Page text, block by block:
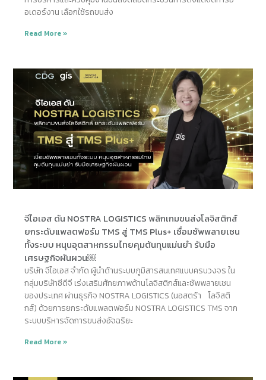
อเดอร์งาน เลือกใช้รถขนส่ง
Read More »
จีไอเอส ดัน NOSTRA LOGISTICS พลิกเกมขนส่งโลจิสติกส์
ยกระดับแพลตฟอร์ม TMS สู่ TMS Plus+ เชื่อมซัพพลายเชน
ทั้งระบบ หนุนอุตสาหกรรมไทยคุมต้นทุนแม่นยำ รับมือ
เศรษฐกิจผันผวน￼
บริษัท จีไอเอส จำกัด ผู้นำด้านระบบภูมิสารสนเทศแบบครบวงจร ใน
กลุ่มบริษัทซีดีจี เร่งเสริมศักยภาพด้านโลจิสติกส์และซัพพลายเชน
ของประเทศ ผ่านธุรกิจ NOSTRA LOGISTICS (นอสตร้า โลจิสติ
กส์) ด้วยการยกระดับแพลตฟอร์ม NOSTRA LOGISTICS TMS จาก
ระบบบริหารจัดการขนส่งอัจฉริยะ
Read More »